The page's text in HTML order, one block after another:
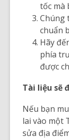
tốc mà
Chúng
chuẩn
Hãy
phía
được
Tài liệu sẽ
Nếu bạn
lai vào một
sửa địa